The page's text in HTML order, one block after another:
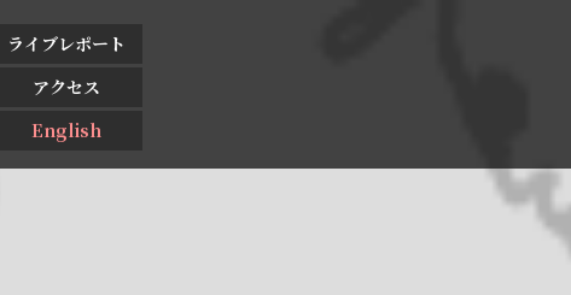
ライブレポート
アクセス
English